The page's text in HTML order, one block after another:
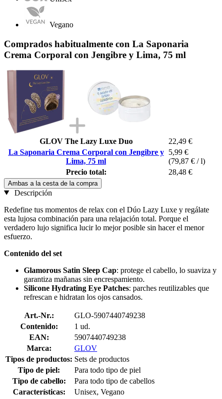
Vegano
Comprados habitualmente con La Saponaria
Crema Corporal con Jengibre y Lima, 75 ml
GLOV The Lazy Luxe Duo
22,49 €
La Saponaria Crema Corporal con Jengibre y
Lima, 75 ml
5,99 €
(79,87 € / l)
Precio total:
28,48 €
Ambas a la cesta de la compra
Descripción
Redefine tus momentos de relax con el Dúo Lazy Luxe y regálate
esta lujosa combinación para una relajación total. Porque el
verdadero lujo significa lucir lo mejor posible sin hacer el menor
esfuerzo.
Contenido del set
Glamorous Satin Sleep Cap: protege el cabello, lo suaviza y
garantiza mañanas sin encrespamiento.
Silicone Hydrating Eye Patches: parches reutilizables que
refrescan e hidratan los ojos cansados.
Art.-Nr.:
GLO-5907440749238
Contenido:
1 ud.
EAN:
5907440749238
Marca:
GLOV
Tipos de productos: Sets de productos
Tipo de piel:
Para todo tipo de piel
Tipo de cabello:
Para todo tipo de cabellos
Características:
Unisex, Vegano